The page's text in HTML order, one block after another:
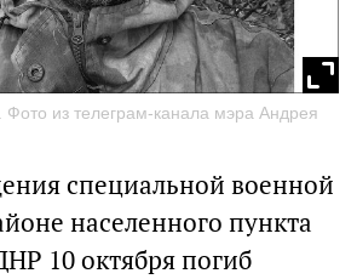
Фото из телеграм-канала мэра Андрея
специальной военной
населенного пункта
10 октября погиб